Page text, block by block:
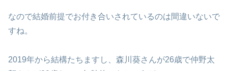
なので結婚前提でお付き合いされているのは間違いないで
すね。
2019年から結構たちますし、森川葵さんが26歳で仲野太